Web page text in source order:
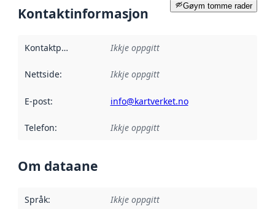
Gøym tomme rader
Kontaktinformasjon
Kontaktpunkt Ikkje oppgitt
Nettside: Ikkje oppgitt
E-post: info@kartverket.no
Telefon: Ikkje oppgitt
Om dataane
Språk: Ikkje oppgitt